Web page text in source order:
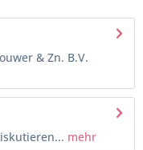
& Zn. B.V.
mehr